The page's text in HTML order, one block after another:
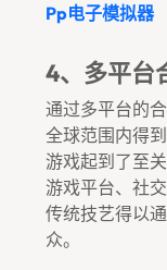
Pp电子模拟器
4、多平台
通过多平台的
全球范围内得
游戏起到了至
游戏平台、社
传统技艺得以
众。